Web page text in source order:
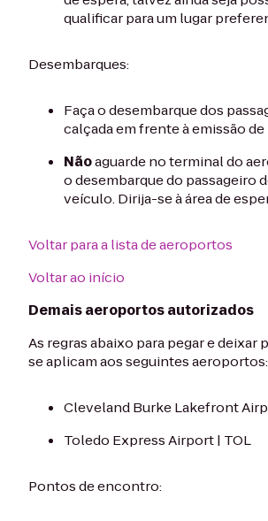
qualificar para um lugar
Desembarques:
Faça o desembarque dos
calçada em frente à emissão
Nãoaguarde no terminal do
o desembarque do passageiro
veículo. Dirija-se à área de
Voltar para a lista de aeroportos
Voltar ao início
Demais aeroportos autorizados
As regras abaixo para pegar e deixar
se aplicam aos seguintes aeroportos:
Cleveland Burke Lakefront
Toledo Express Airport | TOL
Pontos de encontro: